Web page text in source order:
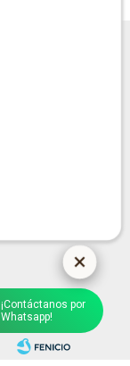
¡Contáctanos por
Whatsapp!